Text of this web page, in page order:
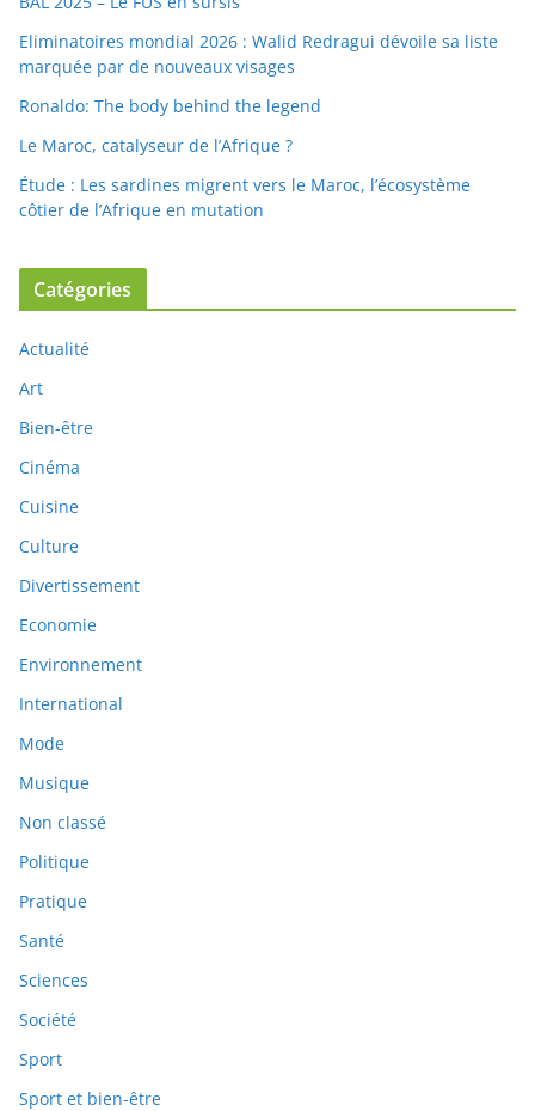
Eliminatoires mondial 2026 : Walid Redragui dévoile sa liste
marquée par de nouveaux visages
Ronaldo: The body behind the legend
Le Maroc, catalyseur de l’Afrique ?
Étude : Les sardines migrent vers le Maroc, l’écosystème
côtier de l’Afrique en mutation
Catégories
Actualité
Art
Bien-être
Cinéma
Cuisine
Culture
Divertissement
Economie
Environnement
International
Mode
Musique
Non classé
Politique
Pratique
Santé
Sciences
Société
Sport
Sport et bien-être